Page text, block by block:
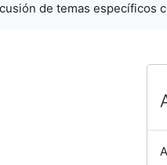
de temas específicos